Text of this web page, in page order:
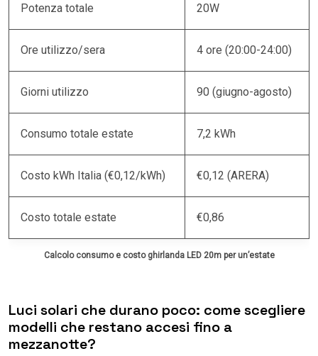
Calcolo consumo e costo ghirlanda LED 20m per un’estate
Potenza totale 20W
Ore utilizzo/sera 4 ore (20:00-24:00)
Giorni utilizzo 90 (giugno-agosto)
Consumo totale estate 7,2 kWh
Costo kWh Italia (€0,12/kWh) €0,12 (ARERA)
Costo totale estate €0,86
Luci solari che durano poco: come scegliere
modelli che restano accesi fino a
mezzanotte?